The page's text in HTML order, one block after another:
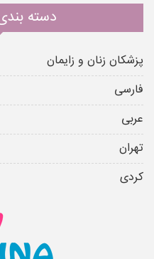
دسته
پزشکان زنان و زایمان
فارسی
عربی
تهران
کردی